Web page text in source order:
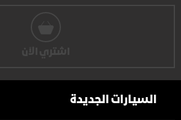
السيارات الجديدة